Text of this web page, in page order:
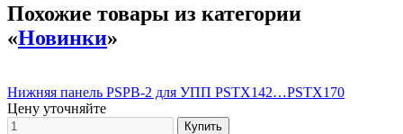
Похожие товары из категории
«Новинки»
Нижняя панель PSPB-2 для УПП PSTX142…PSTX170
Цену уточняйте